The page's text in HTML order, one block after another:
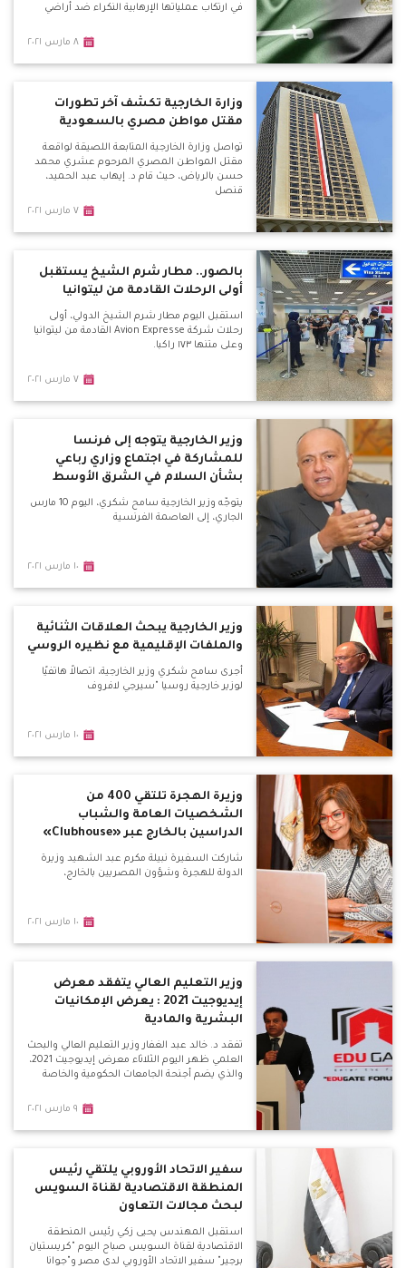
في ارتكاب عملياتها الإرهابية النكراء ضد أراضي
٨ مارس ٢٠٢١
وزارة الخارجية تكشف آخر تطورات
مقتل مواطن مصري بالسعودية
تواصل وزارة الخارجية المتابعة اللصيقة لواقعة
مقتل المواطن المصري المرحوم عشري محمد
حسن بالرياض، حيث قام د. إيهاب عبد الحميد،
قنصل
٧ مارس ٢٠٢١
بالصور.. مطار شرم الشيخ يستقبل
أولى الرحلات القادمة من ليتوانيا
استقبل اليوم مطار شرم الشيخ الدولي، أولى
رحلات شركة Avion Expresse القادمة من ليتوانيا
وعلى متنها ١٧٣ راكبا.
٧ مارس ٢٠٢١
وزير الخارجية يتوجه إلى فرنسا
للمشاركة في اجتماع وزاري رباعي
بشأن السلام في الشرق الأوسط
يتوجّه وزير الخارجية سامح شكري، اليوم 10 مارس
الجاري، إلى العاصمة الفرنسية
١٠ مارس ٢٠٢١
وزير الخارجية يبحث العلاقات الثنائية
والملفات الإقليمية مع نظيره الروسي
أجرى سامح شكري وزير الخارجية، اتصالاً هاتفيًا
لوزير خارجية روسيا "سيرجي لافروف
١٠ مارس ٢٠٢١
وزيرة الهجرة تلتقي 400 من
الشخصيات العامة والشباب
الدراسين بالخارج عبر «Clubhouse»
شاركت السفيرة نبيلة مكرم عبد الشهيد وزيرة
الدولة للهجرة وشؤون المصريين بالخارج،
١٠ مارس ٢٠٢١
وزير التعليم العالي يتفقد معرض
إيديوجيت 2021 : يعرض الإمكانيات
البشرية والمادية
تفقد د. خالد عبد الغفار وزير التعليم العالي والبحث
العلمي ظهر اليوم الثلاثاء معرض إيديوجيت 2021،
والذي يضم أجنحة الجامعات الحكومية والخاصة
٩ مارس ٢٠٢١
سفير الاتحاد الأوروبي يلتقي رئيس
المنطقة الاقتصادية لقناة السويس
لبحث مجالات التعاون
استقبل المهندس يحيى زكي رئيس المنطقة
الاقتصادية لقناة السويس صباح اليوم "كريستيان
برجير" سفير الاتحاد الأوروبي لدى مصر و"جوانا